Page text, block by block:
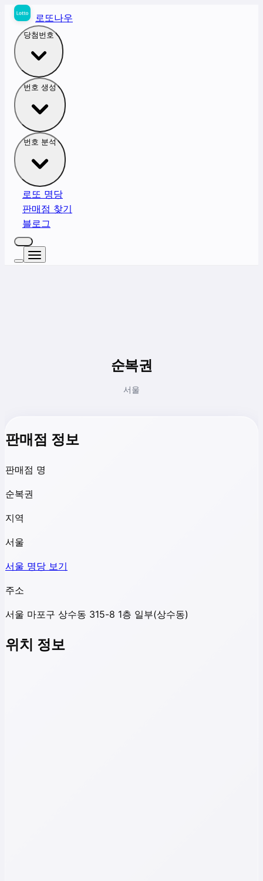
로또나우
당첨번호
번호 생성
번호 분석
로또 명당
판매점 찾기
블로그
순복권
서울
판매점 정보
판매점 명
순복권
지역
서울
서울 명당 보기
주소
서울 마포구 상수동 315-8 1층 일부(상수동)
위치 정보